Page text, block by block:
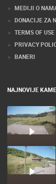
MEDIJI O
DONACIJE ZA
TERMS OF USE
PRIVACY
BANERI
NAJNOVIJE